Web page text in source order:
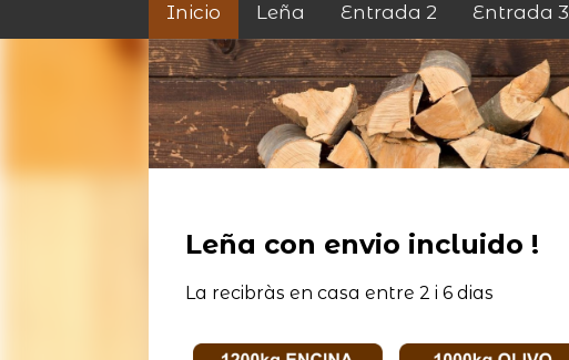
Inicio Leña Entrada 2 Entrada 3
Leña con envio incluido !
La recibràs en casa entre 2 i 6 dias